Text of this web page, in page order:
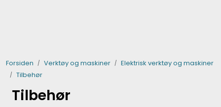
Forsiden Verktøy og maskiner
Elektrisk verktøy og maskiner
Tilbehør
Tilbehør
Steinpleie
Byggevarer